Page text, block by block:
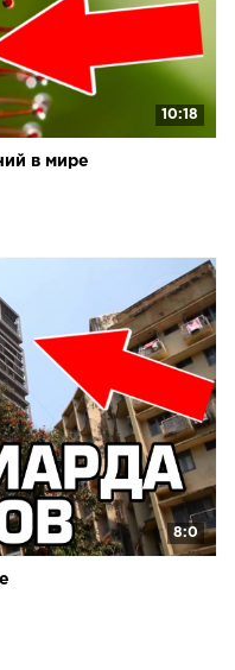
10:18
в мире
8:0